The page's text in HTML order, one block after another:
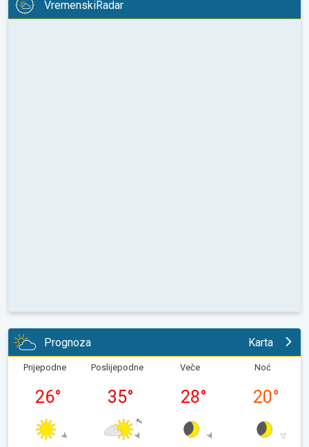
VremenskiRadar
Prognoza Karta
Prijepodne
26°
Poslijepodne
35°
Veče
28°
Noć
20°